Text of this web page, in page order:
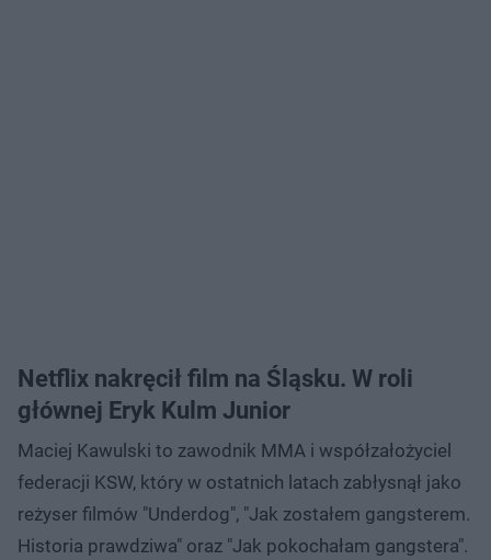
Netflix nakręcił film na Śląsku. W roli
głównej Eryk Kulm Junior
Maciej Kawulski to zawodnik MMA i współzałożyciel
federacji KSW, który w ostatnich latach zabłysnął jako
reżyser filmów "Underdog", "Jak zostałem gangsterem.
Historia prawdziwa" oraz "Jak pokochałam gangstera".